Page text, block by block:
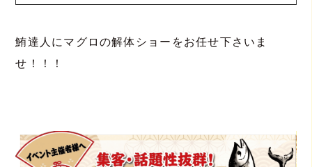
鮪達人にマグロの解体ショーをお任せ下さいま
せ！！！